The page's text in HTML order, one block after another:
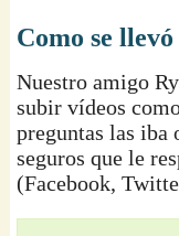
Como se
Nuestro amigo
subir vídeos
preguntas las iba
seguros que le
(Facebook,